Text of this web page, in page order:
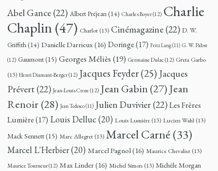
Abel Gance(22) Albert Préjean(14) Charles Boyer(12) Charlie
Chaplin(47) Charlot (13) Cinémagazine(22) D. W.
Griffith(14) Danielle Darrieux(16) Doringe(17) Fritz Lang(11) G. W. Pabst
(12) Gaumont(15) Georges Méliès (19) Germaine Dulac (12) Greta Garbo
(13) Henri Diamant-Berger(12) Jacques Feyder(25) Jacques
Prévert(22) Jean-Louis Croze (12) Jean Gabin (27) Jean
Renoir (28) Jean Tedesco(11) Julien Duvivier(22)Les Frères
Lumière(17) Louis Delluc (20) Louis Lumière (13) Lucien Wahl (13)
Mack Sennett(15) Marc Allegret (13) Marcel Carné (33)
Marcel L'Herbier(20) Marcel Pagnol(16) Maurice Chevalier (13)
Maurice Tourneur(12) Max Linder(16) Michel Simon (13) Michèle Morgan